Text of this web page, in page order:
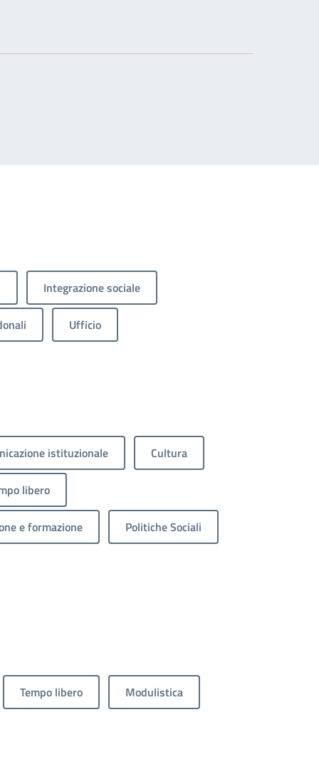
Integrazione sociale
Ufficio
istituzionale Cultura
libero
e formazione Politiche Sociali
Tempo libero Modulistica